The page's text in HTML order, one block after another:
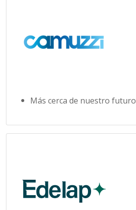
Más cerca de nuestro futuro